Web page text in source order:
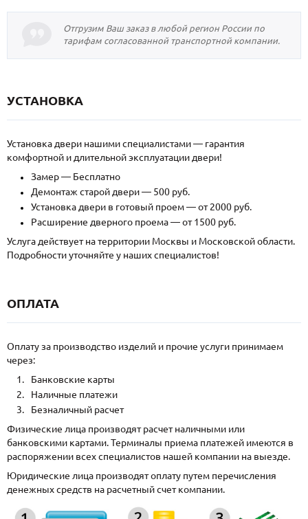
Отгрузим Ваш заказ в любой регион России по
тарифам согласованной транспортной компании.
УСТАНОВКА
Установка двери нашими специалистами — гарантия
комфортной и длительной эксплуатации двери!
Замер — Бесплатно
Демонтаж старой двери — 500 руб.
Установка двери в готовый проем — от 2000 руб.
Расширение дверного проема — от 1500 руб.
Услуга действует на территории Москвы и Московской области.
Подробности уточняйте у наших специалистов!
ОПЛАТА
Оплату за производство изделий и прочие услуги принимаем
через:
Банковские карты
Наличные платежи
Безналичный расчет
Физические лица производят расчет наличными или
банковскими картами. Терминалы приема платежей имеются в
распоряжении всех специалистов нашей компании на выезде.
Юридические лица производят оплату путем перечисления
денежных средств на расчетный счет компании.